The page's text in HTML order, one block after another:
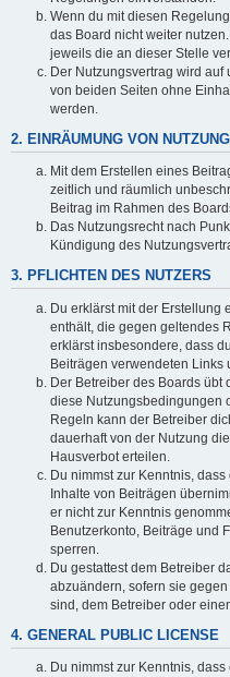
Wenn du mit diesen
das Board nicht weiter
jeweils die an dieser Stelle
Der Nutzungsvertrag wird
von beiden Seiten ohne
werden.
2. EINRÄUMUNG VON
Mit dem Erstellen eines
zeitlich und räumlich
Beitrag im Rahmen des
Das Nutzungsrecht nach
Kündigung des
3. PFLICHTEN DES NUTZERS
Du erklärst mit der Erstellung
enthält, die gegen geltendes
erklärst insbesondere, dass
Beiträgen verwendeten Links
Der Betreiber des Boards übt
diese Nutzungsbedingungen
Regeln kann der Betreiber
dauerhaft von der Nutzung
Hausverbot erteilen.
Du nimmst zur Kenntnis,
Inhalte von Beiträgen
er nicht zur Kenntnis
Benutzerkonto, Beiträge und
sperren.
Du gestattest dem Betreiber
abzuändern, sofern sie
sind, dem Betreiber oder
4. GENERAL PUBLIC LICENSE
Du nimmst zur Kenntnis,